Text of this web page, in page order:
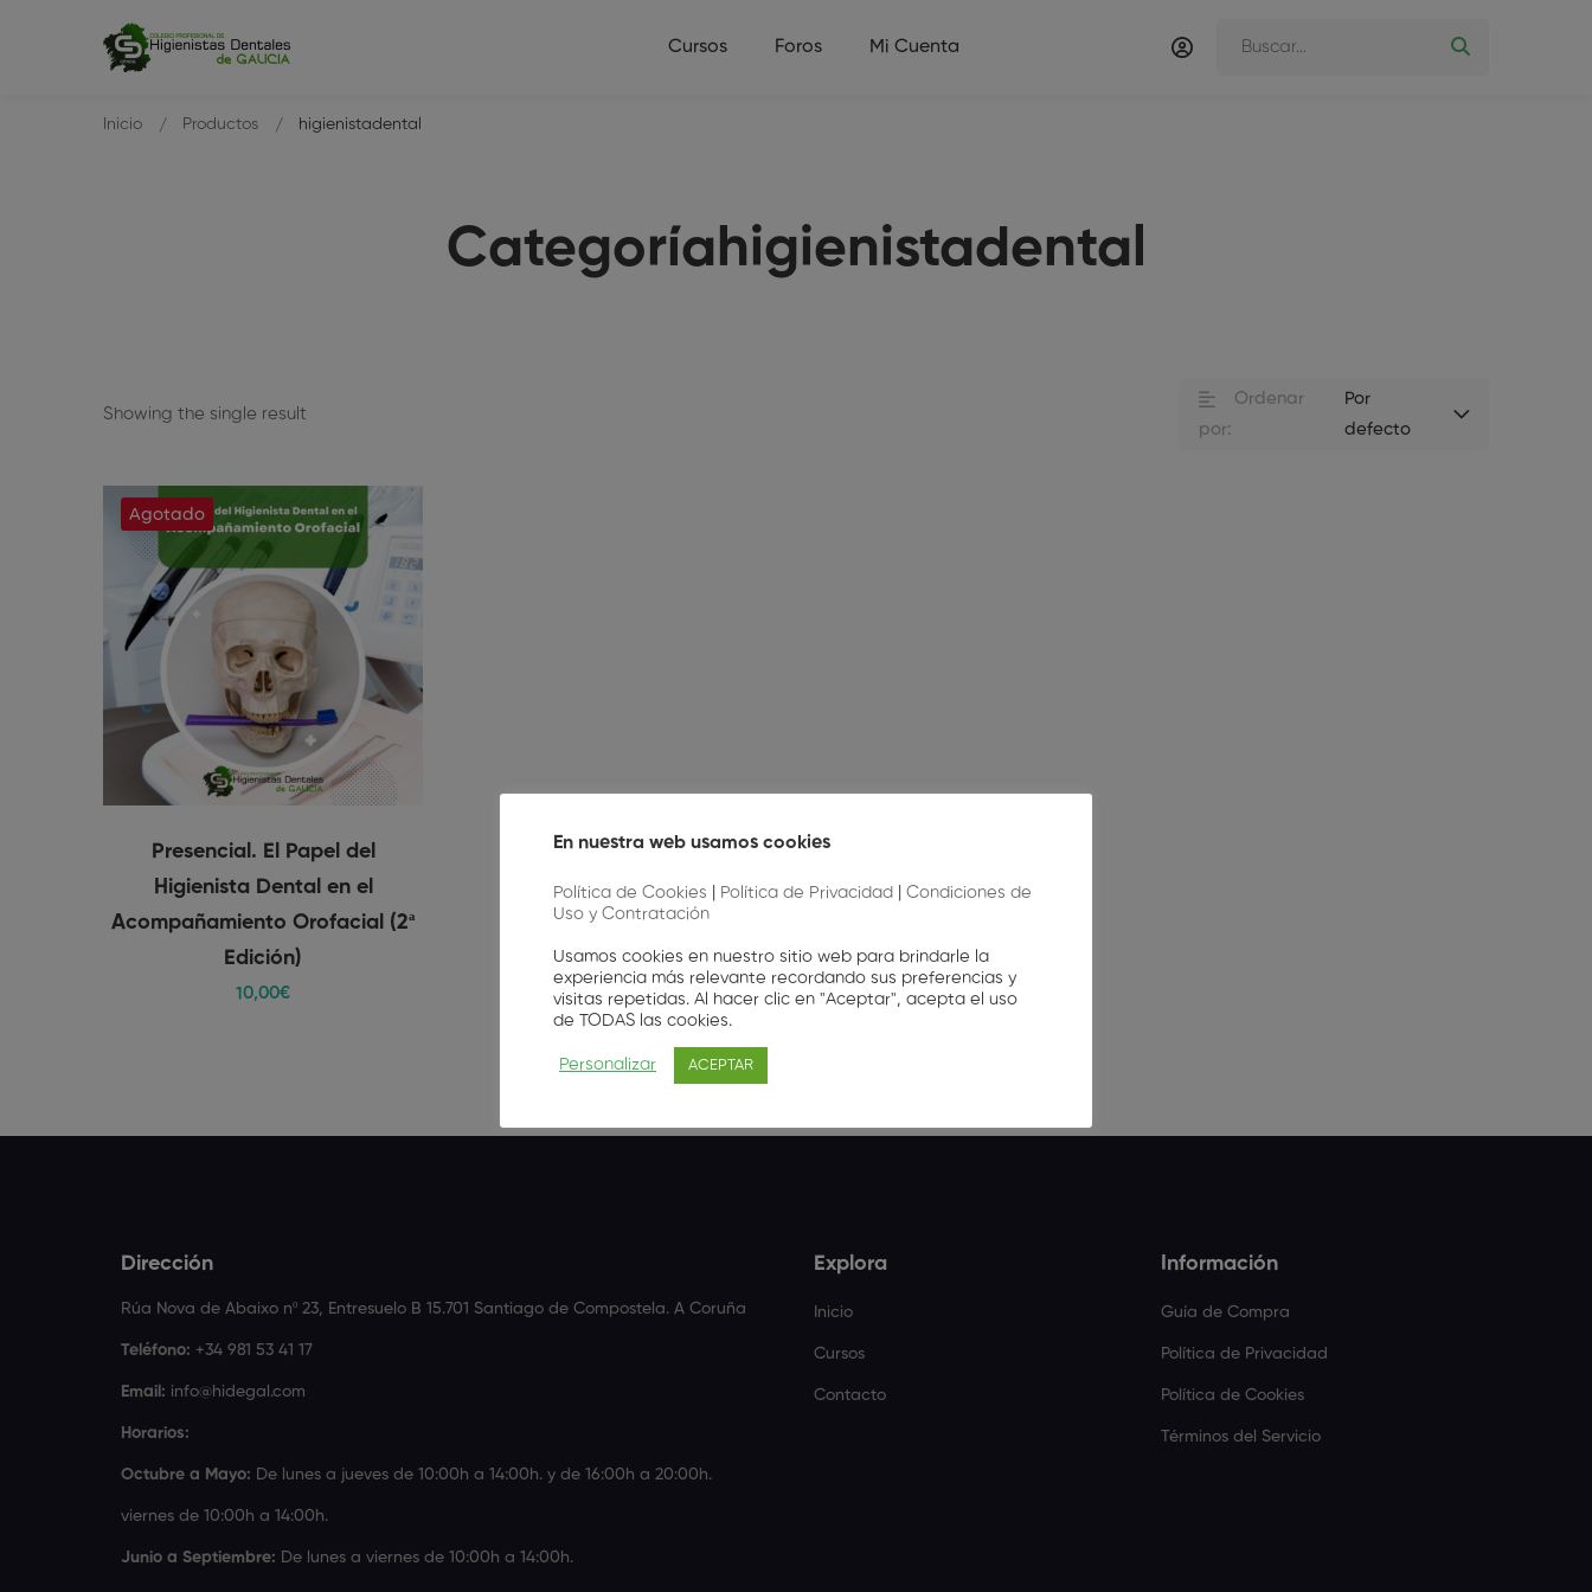
Cursos Foros Mi Cuenta
Categoríahigienistadental
Inicio Productos higienistadental
Showing the single result
Ordenar
por:
Por
defecto
Agotado
Presencial. El Papel del
Higienista Dental en el
Acompañamiento Orofacial (2ª
Edición)
10,00€
Dirección
Rúa Nova de Abaixo nº 23, Entresuelo B 15.701 Santiago de Compostela. A Coruña
Teléfono: +34 981 53 41 17
Email: info@hidegal.com
Horarios:
Octubre a Mayo: De lunes a jueves de 10:00h a 14:00h. y de 16:00h a 20:00h.
viernes de 10:00h a 14:00h.
Junio a Septiembre: De lunes a viernes de 10:00h a 14:00h.
Explora
Inicio
Cursos
Contacto
Información
Guía de Compra
Política de Privacidad
Política de Cookies
Términos del Servicio
En nuestra web usamos cookies
Política de Cookies Política de Privacidad
Condiciones de
Uso y Contratación
Usamos cookies en nuestro sitio web para brindarle la
experiencia más relevante recordando sus preferencias y
visitas repetidas. Al hacer clic en "Aceptar", acepta el uso
de TODAS las cookies.
Personalizar ACEPTAR